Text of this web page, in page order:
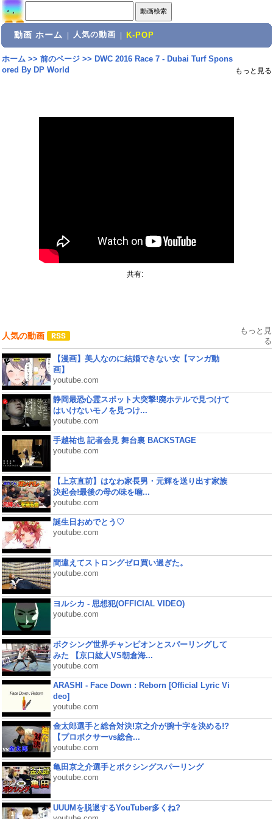
動画 ホーム 人気の動画 K-POP
ホーム>> 前のページ>> DWC 2016 Race 7 - Dubai Turf Spons
ored By DP World
もっと見る
共有:
人気の動画
もっと見
る
【漫画】美人なのに結婚できない女【マンガ動
画】
youtube.com
静岡最恐心霊スポット大突撃!廃ホテルで見つけて
はいけないモノを見つけ...
youtube.com
手越祐也 記者会見 舞台裏 BACKSTAGE
youtube.com
【上京直前】はなわ家長男・元輝を送り出す家族
決起会!最後の母の味を噛...
youtube.com
誕生日おめでとう♡
youtube.com
間違えてストロングゼロ買い過ぎた。
youtube.com
ヨルシカ - 思想犯(OFFICIAL VIDEO)
youtube.com
ボクシング世界チャンピオンとスパーリングして
みた 【京口紘人VS朝倉海...
youtube.com
ARASHI - Face Down : Reborn [Official Lyric Vi
deo]
youtube.com
金太郎選手と総合対決!京之介が腕十字を決める!?
【プロボクサーvs総合...
youtube.com
亀田京之介選手とボクシングスパーリング
youtube.com
UUUMを脱退するYouTuber多くね?